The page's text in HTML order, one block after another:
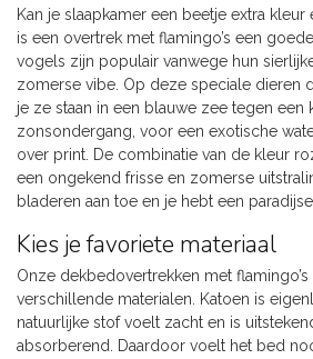
Kan je slaapkamer een beetje extra kleur
is een overtrek met flamingo’s een
vogels zijn populair vanwege hun
zomerse vibe. Op deze speciale dieren
je ze staan in een blauwe zee tegen een
zonsondergang, voor een exotische
over print. De combinatie van de kleur
een ongekend frisse en zomerse
bladeren aan toe en je hebt een
Kies je favoriete materiaal
Onze dekbedovertrekken met
verschillende materialen. Katoen is
natuurlijke stof voelt zacht en is
absorberend. Daardoor voelt het bed